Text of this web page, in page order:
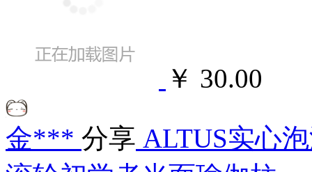
￥ 30.00
金*** 分享 ALTUS实心